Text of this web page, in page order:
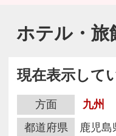
ホテル・旅
現在表示して
方面
九州
都道府県
鹿児島